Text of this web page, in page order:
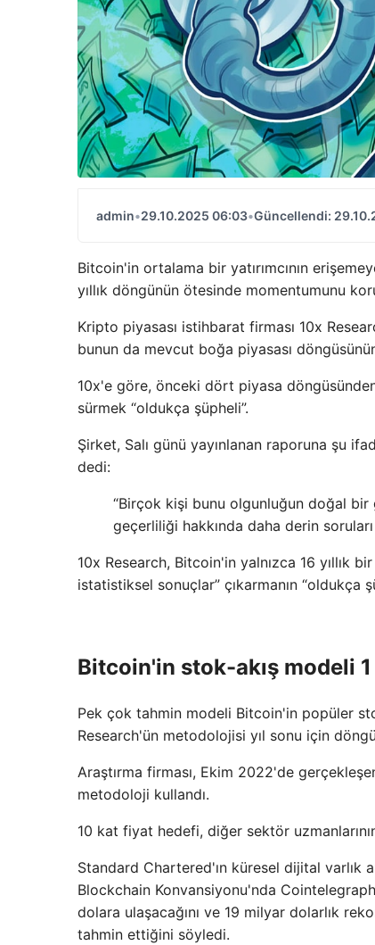
admin•29.10.2025 06:03•Güncellendi:
Bitcoin'in ortalama bir yatırımcının
yıllık döngünün ötesinde momentumunu
Kripto piyasası istihbarat firması 10x
bunun da mevcut boğa piyasası
10x'e göre, önceki dört piyasa
sürmek “oldukça şüpheli”.
Şirket, Salı günü yayınlanan raporuna şu
dedi:
“Birçok kişi bunu olgunluğun doğal
geçerliliği hakkında daha derin
10x Research, Bitcoin'in yalnızca 16 yıllık
istatistiksel sonuçlar” çıkarmanın “oldukça
Bitcoin'in stok-akış modeli
Pek çok tahmin modeli Bitcoin'in popüler
Research'ün metodolojisi yıl sonu için
Araştırma firması, Ekim 2022'de
metodoloji kullandı.
10 kat fiyat hedefi, diğer sektör
Standard Chartered'ın küresel dijital varlık
Blockchain Konvansiyonu'nda
dolara ulaşacağını ve 19 milyar dolarlık
tahmin ettiğini söyledi.